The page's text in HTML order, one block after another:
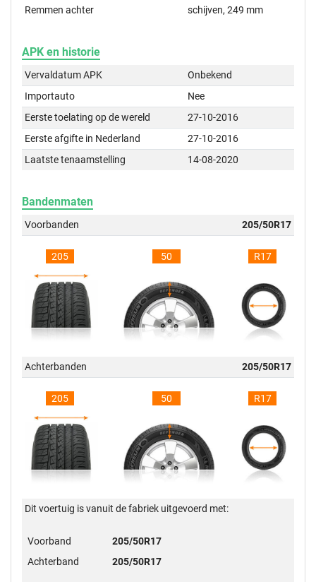
Remmen achter
schijven, 249 mm
APK en historie
Vervaldatum APK
Onbekend
Importauto
Nee
Eerste toelating op de wereld
27-10-2016
Eerste afgifte in Nederland
27-10-2016
Laatste tenaamstelling
14-08-2020
Bandenmaten
Voorbanden 205/50R17
205 50 R17
Achterbanden 205/50R17
205 50 R17
Dit voertuig is vanuit de fabriek uitgevoerd met:
Voorband
205/50R17
Achterband
205/50R17